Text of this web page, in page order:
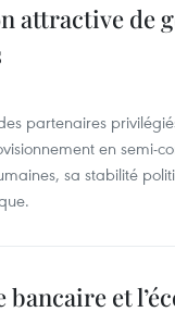
attractive de
partenaires
en semi-
sa stabilité
et